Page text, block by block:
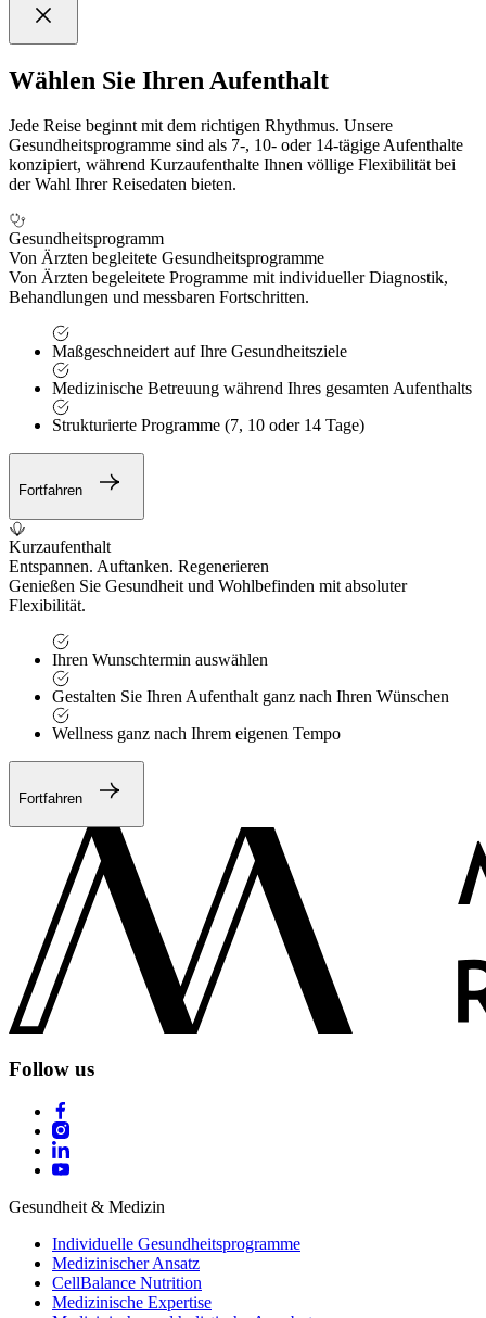
Wählen Sie Ihren Aufenthalt
Jede Reise beginnt mit dem richtigen Rhythmus. Unsere
Gesundheitsprogramme sind als 7-, 10- oder 14-tägige Aufenthalte
konzipiert, während Kurzaufenthalte Ihnen völlige Flexibilität bei
der Wahl Ihrer Reisedaten bieten.
Gesundheitsprogramm
Von Ärzten begleitete Gesundheitsprogramme
Von Ärzten begeleitete Programme mit individueller Diagnostik,
Behandlungen und messbaren Fortschritten.
Maßgeschneidert auf Ihre Gesundheitsziele
Medizinische Betreuung während Ihres gesamten Aufenthalts
Strukturierte Programme (7, 10 oder 14 Tage)
Fortfahren
Kurzaufenthalt
Entspannen. Auftanken. Regenerieren
Genießen Sie Gesundheit und Wohlbefinden mit absoluter
Flexibilität.
Ihren Wunschtermin auswählen
Gestalten Sie Ihren Aufenthalt ganz nach Ihren Wünschen
Wellness ganz nach Ihrem eigenen Tempo
Fortfahren
Follow us
Gesundheit & Medizin
Individuelle Gesundheitsprogramme
Medizinischer Ansatz
CellBalance Nutrition
Medizinische Expertise